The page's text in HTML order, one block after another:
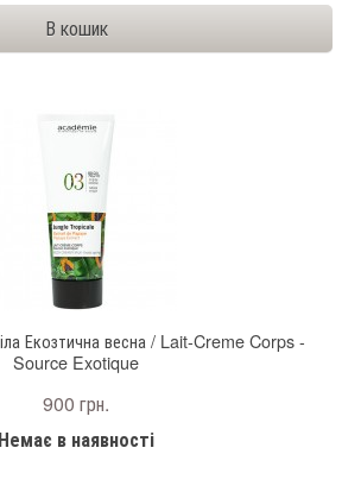
Екозтична весна / Lait-Creme Corps -
Source Exotique
900 грн.
Немає в наявності